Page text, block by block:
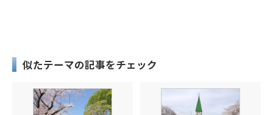
似たテーマの記事をチェック